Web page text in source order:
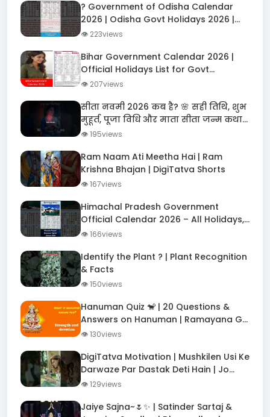
? Government of Odisha Calendar
2026 | Odisha Govt Holidays 2026 |
ओडिशा सरकारी अवकाश 2026
👁 223views
Bihar Government Calendar 2026 |
Official Holidays List for Govt
Employees ?️
👁 207views
सीता नवमी 2026 कब है? 🌸 सही तिथि, शुभ
मुहूर्त, पूजा विधि और माता सीता जन्म कथा |
Janaki Navami
👁 195views
Ram Naam Ati Meetha Hai | Ram
Krishna Bhajan | DigiTatva Shorts
👁 167views
Himachal Pradesh Government
Official Calendar 2026 – All Holidays,
Festivals & Important Dates!
👁 166views
Identify the Plant ? | Plant Recognition
& Facts
👁 150views
Hanuman Quiz 🐒 | 20 Questions &
Answers on Hanuman | Ramayana GK
Quiz
👁 130views
DigiTatva Motivation | Mushkilen Usi Ke
Darwaze Par Dastak Deti Hain | Jo
Girkar Bhi Uthte Hain
👁 129views
Jaiye Sajna~🌷✨ | Satinder Sartaj &